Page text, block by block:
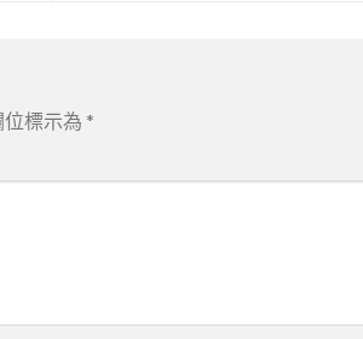
位標示為 *